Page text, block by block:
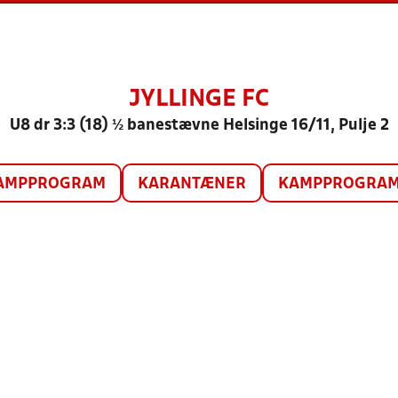
JYLLINGE FC
U8 dr 3:3 (18) ½ banestævne Helsinge 16/11, Pulje 2
KARANTÆNER